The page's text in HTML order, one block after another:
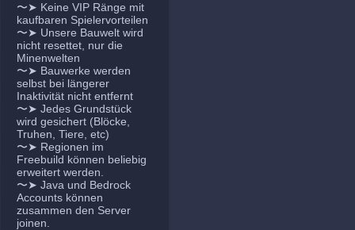
〜➤ Keine VIP Ränge mit
kaufbaren Spielervorteilen
〜➤ Unsere Bauwelt wird
nicht resettet, nur die
Minenwelten
〜➤ Bauwerke werden
selbst bei längerer
Inaktivität nicht entfernt
〜➤ Jedes Grundstück
wird gesichert (Blöcke,
Truhen, Tiere, etc)
〜➤ Regionen im
Freebuild können beliebig
erweitert werden.
〜➤ Java und Bedrock
Accounts können
zusammen den Server
joinen.